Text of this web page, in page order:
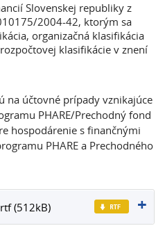
Slovenskej republiky z
2004-42, ktorým sa
organizačná klasifikácia
klasifikácie v znení
na účtovné prípady vznikajúce
PHARE/Prechodný fond
hospodárenie s finančnými
PHARE a Prechodného
(512kB)